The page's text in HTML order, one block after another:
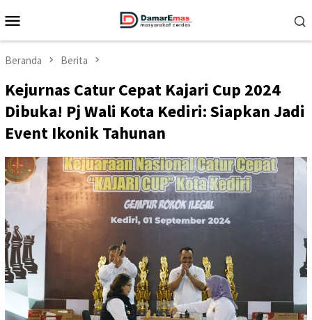
ke
Mobile
Beranda Berita
Kejurnas Catur Cepat Kajari Cup 2024
Dibuka! Pj Wali Kota Kediri: Siapkan Jadi
Event Ikonik Tahunan